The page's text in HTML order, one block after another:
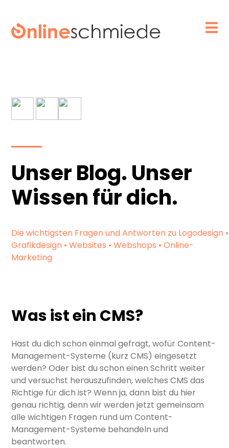
Unser Blog. Unser
Wissen für dich.
Die wichtigsten Fragen und Antworten zu Logodesign •
Grafikdesign • Websites • Webshops • Online-
Marketing
Was ist ein CMS?
Hast du dich schon einmal gefragt, wofür Content-
Management-Systeme (kurz CMS) eingesetzt
werden? Oder bist du schon einen Schritt weiter
und versuchst herauszufinden, welches CMS das
Richtige für dich ist? Wenn ja, dann bist du hier
genau richtig, denn wir werden jetzt gemeinsam
alle wichtigen Fragen rund um Content-
Management-Systeme behandeln und
beantworten.